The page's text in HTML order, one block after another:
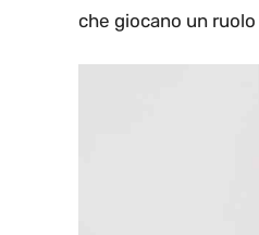
che giocano un